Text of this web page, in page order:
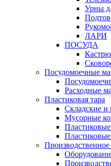
Урны
ЛАРИ
ПОСУДА
Посудомоечные
Расходные
Пластиковая тара
Складские и
Мусорные